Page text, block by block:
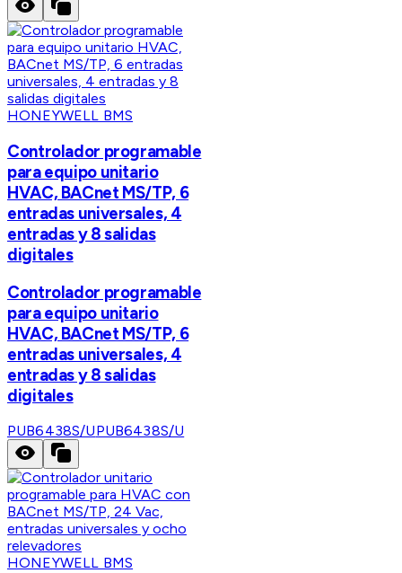
HONEYWELL BMS
Controlador programable
para equipo unitario
HVAC, BACnet MS/TP, 6
entradas universales, 4
entradas y 8 salidas
digitales
Controlador programable
para equipo unitario
HVAC, BACnet MS/TP, 6
entradas universales, 4
entradas y 8 salidas
digitales
PUB6438S/UPUB6438S/U
HONEYWELL BMS